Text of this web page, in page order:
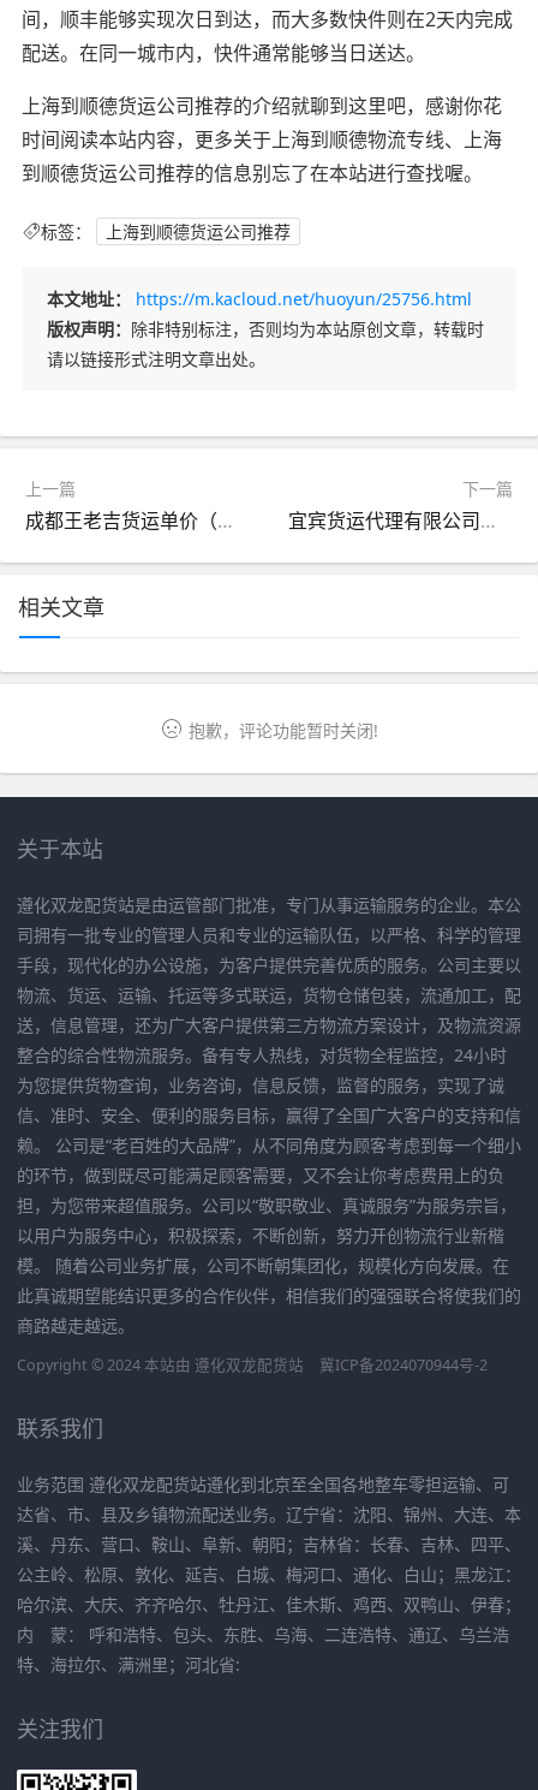
间，顺丰能够实现次日到达，而大多数快件则在2天内完成
配送。在同一城市内，快件通常能够当日送达。
上海到顺德货运公司推荐的介绍就聊到这里吧，感谢你花
时间阅读本站内容，更多关于上海到顺德物流专线、上海
到顺德货运公司推荐的信息别忘了在本站进行查找喔。
标签： 上海到顺德货运公司推荐
本文地址：
https://m.kacloud.net/huoyun/25756.html
版权声明： 除非特别标注，否则均为本站原创文章，转载时
请以链接形式注明文章出处。
上一篇
成都王老吉货运单价（王老吉物流招标网）
下一篇
宜宾货运代理有限公司电话（宜宾物流货运公司招聘）
相关文章
抱歉，评论功能暂时关闭!
关于本站
遵化双龙配货站是由运管部门批准，专门从事运输服务的企业。本公
司拥有一批专业的管理人员和专业的运输队伍，以严格、科学的管理
手段，现代化的办公设施，为客户提供完善优质的服务。公司主要以
物流、货运、运输、托运等多式联运，货物仓储包装，流通加工，配
送，信息管理，还为广大客户提供第三方物流方案设计，及物流资源
整合的综合性物流服务。备有专人热线，对货物全程监控，24小时
为您提供货物查询，业务咨询，信息反馈，监督的服务，实现了诚
信、准时、安全、便利的服务目标，赢得了全国广大客户的支持和信
赖。 公司是“老百姓的大品牌”，从不同角度为顾客考虑到每一个细小
的环节，做到既尽可能满足顾客需要，又不会让你考虑费用上的负
担，为您带来超值服务。公司以“敬职敬业、真诚服务”为服务宗旨，
以用户为服务中心，积极探索，不断创新，努力开创物流行业新楷
模。 随着公司业务扩展，公司不断朝集团化，规模化方向发展。在
此真诚期望能结识更多的合作伙伴，相信我们的强强联合将使我们的
商路越走越远。
Copyright © 2024 本站由 遵化双龙配货站 冀ICP备2024070944号-2
联系我们
业务范围 遵化双龙配货站遵化到北京至全国各地整车零担运输、可
达省、市、县及乡镇物流配送业务。辽宁省：沈阳、锦州、大连、本
溪、丹东、营口、鞍山、阜新、朝阳；吉林省：长春、吉林、四平、
公主岭、松原、敦化、延吉、白城、梅河口、通化、白山；黑龙江：
哈尔滨、大庆、齐齐哈尔、牡丹江、佳木斯、鸡西、双鸭山、伊春；
内 蒙： 呼和浩特、包头、东胜、乌海、二连浩特、通辽、乌兰浩
特、海拉尔、满洲里；河北省:
关注我们